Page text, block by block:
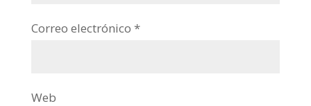
Correo electrónico *
Web